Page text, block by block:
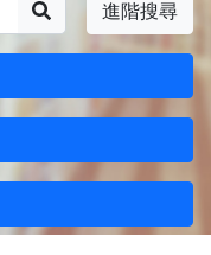
進階搜尋